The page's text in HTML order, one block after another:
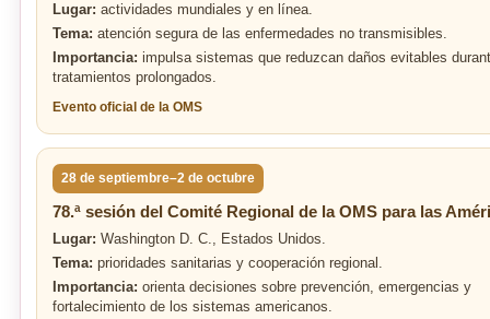
Lugar: actividades mundiales y en línea.
Tema: atención segura de las enfermedades no transmisibles.
Importancia: impulsa sistemas que reduzcan daños evitables
tratamientos prolongados.
Evento oficial de la OMS
28 de septiembre–2 de octubre
78.ª sesión del Comité Regional de la OMS para las
Lugar: Washington D. C., Estados Unidos.
Tema: prioridades sanitarias y cooperación regional.
Importancia: orienta decisiones sobre prevención, emergencias y
fortalecimiento de los sistemas americanos.